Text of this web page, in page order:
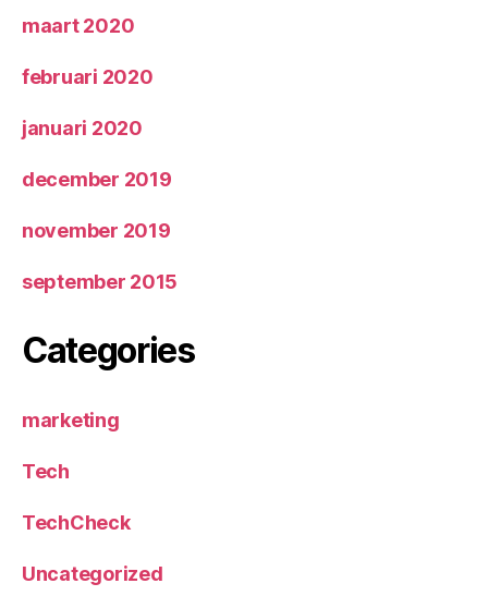
maart 2020
februari 2020
januari 2020
december 2019
november 2019
september 2015
Categories
marketing
Tech
TechCheck
Uncategorized